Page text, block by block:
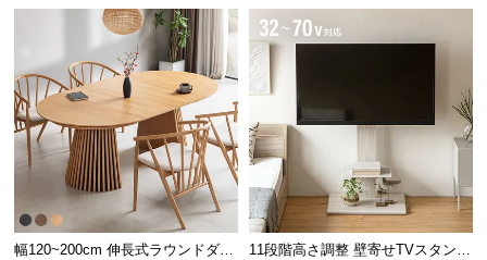
幅120~200cm 伸長式ラウンドダイ
11段階高さ調整 壁寄せTVスタンド